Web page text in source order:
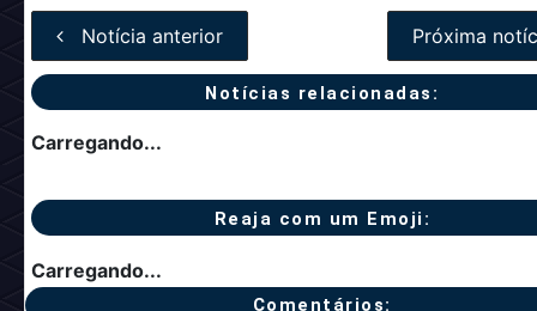
Notícia anterior Próxima
Notícias relacionadas:
Carregando...
Reaja com um Emoji:
Carregando...
Comentários: